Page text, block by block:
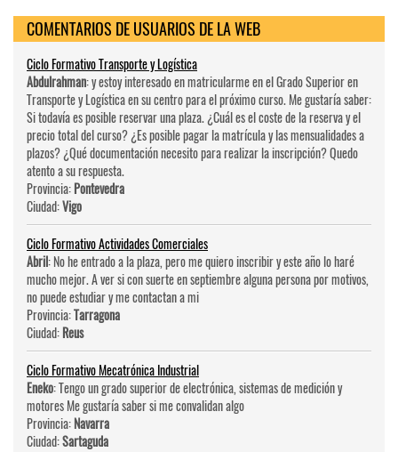
COMENTARIOS DE USUARIOS DE LA WEB
Ciclo Formativo Transporte y Logística
Abdulrahman: y estoy interesado en matricularme en el Grado Superior en
Transporte y Logística en su centro para el próximo curso. Me gustaría saber:
Si todavía es posible reservar una plaza. ¿Cuál es el coste de la reserva y el
precio total del curso? ¿Es posible pagar la matrícula y las mensualidades a
plazos? ¿Qué documentación necesito para realizar la inscripción? Quedo
atento a su respuesta.
Provincia:Pontevedra
Ciudad:Vigo
Ciclo Formativo Actividades Comerciales
Abril: No he entrado a la plaza, pero me quiero inscribir y este año lo haré
mucho mejor. A ver si con suerte en septiembre alguna persona por motivos,
no puede estudiar y me contactan a mi
Provincia:Tarragona
Ciudad:Reus
Ciclo Formativo Mecatrónica Industrial
Eneko: Tengo un grado superior de electrónica, sistemas de medición y
motores Me gustaría saber si me convalidan algo
Provincia:Navarra
Ciudad:Sartaguda